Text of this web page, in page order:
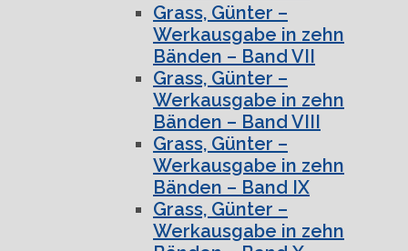
Grass, Günter –
Werkausgabe in zehn
Bänden – Band VII
Grass, Günter –
Werkausgabe in zehn
Bänden – Band VIII
Grass, Günter –
Werkausgabe in zehn
Bänden – Band IX
Grass, Günter –
Werkausgabe in zehn